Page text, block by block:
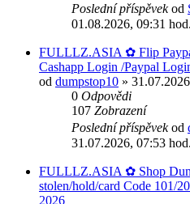
Poslední příspěvekod
01.08.2026, 09:31 hod.
FULLLZ.ASIA ✿ Flip
Cashapp Login /Paypal
od dumpstop10 »
0 Odpovědi
107 Zobrazení
Poslední příspěvekod
31.07.2026, 07:53 hod.
FULLLZ.ASIA ✿ Shop
stolen/hold/card Code 101/
2026